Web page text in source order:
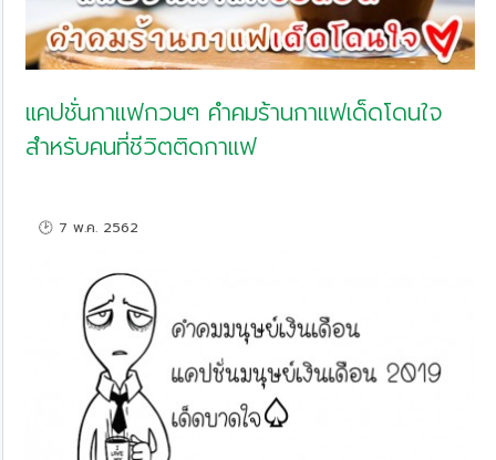
แคปชั่นกาแฟกวนๆ คำคมร้านกาแฟเด็ดโดนใจ
สำหรับคนที่ชีวิตติดกาแฟ
🕑 7 พ.ค. 2562